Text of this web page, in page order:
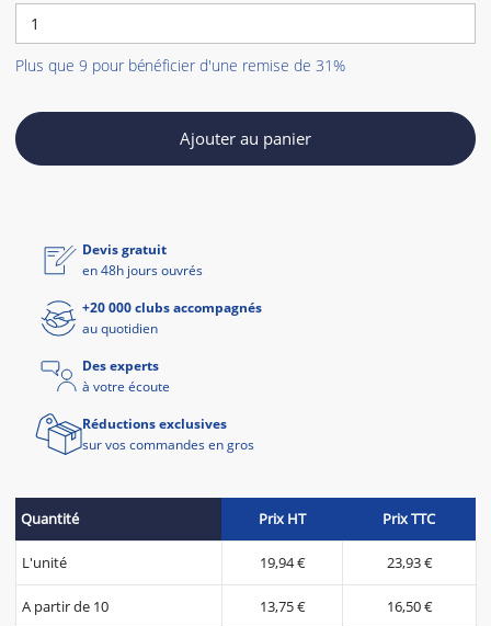
Plus que 9 pour bénéficier d'une remise de 31%
Ajouter au panier
Devis gratuit
en 48h jours ouvrés
+20 000 clubs accompagnés
au quotidien
Des experts
à votre écoute
Réductions exclusives
sur vos commandes en gros
Quantité Prix HT Prix TTC
L'unité 19,94 € 23,93 €
A partir de 10 13,75 € 16,50 €